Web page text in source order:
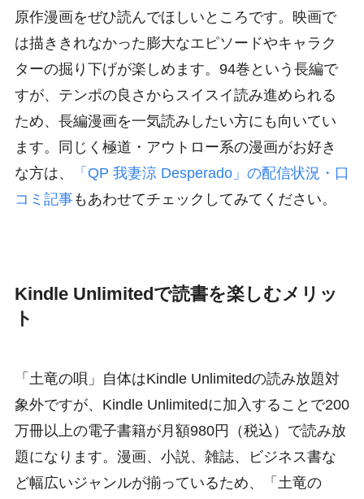
原作漫画をぜひ読んでほしいところです。映画で
は描ききれなかった膨大なエピソードやキャラク
ターの掘り下げが楽しめます。94巻という長編で
すが、テンポの良さからスイスイ読み進められる
ため、長編漫画を一気読みしたい方にも向いてい
ます。同じく極道・アウトロー系の漫画がお好き
な方は、
「QP 我妻涼 Desperado」の配信状況・口
コミ記事もあわせてチェックしてみてください。
Kindle Unlimitedで読書を楽しむメリッ
ト
「土竜の唄」自体はKindle Unlimitedの読み放題対
象外ですが、Kindle Unlimitedに加入することで200
万冊以上の電子書籍が月額980円（税込）で読み放
題になります。漫画、小説、雑誌、ビジネス書な
ど幅広いジャンルが揃っているため、「土竜の